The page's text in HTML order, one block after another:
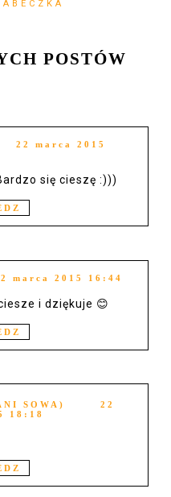
POSTÓW
22 marca 2015
się cieszę :)))
marca 2015 16:44
i dziękuje 😊
SOWA)
22
18:18